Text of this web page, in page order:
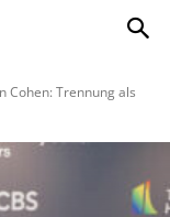
Cohen: Trennung als